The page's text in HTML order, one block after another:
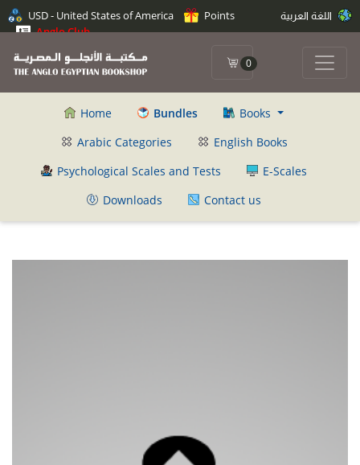
USD - United States of America
Points
Anglo Club
0
Home Bundles
Books
Arabic Categories
English Books
Psychological Scales and Tests
E-Scales
Downloads
Contact us